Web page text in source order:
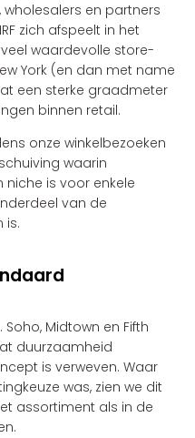
wholesalers en partners
zich afspeelt in het
waardevolle store-
York (en dan met name
een sterke graadmeter
binnen retail.
onze winkelbezoeken
waarin
is voor enkele
van de
is.
Midtown en Fifth
duurzaamheid
is verweven. Waar
was, zien we dit
assortiment als in de